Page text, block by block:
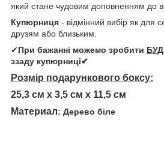
який стане чудовим доповненням до
Купюрниця - відмінний вибір як для
друзям або близьким.
✔При бажанні можемо зробити
ззаду купюрниці✔
Розмір подарункового боксу:
25,3 см х 3,5 см х 11,5 см
Материал: Дерево біле